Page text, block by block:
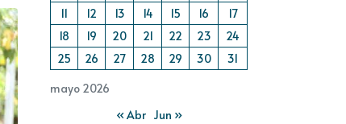
mayo 2026
11
12 13 14 15 16
17
18
19 20 21 22 23
24
25
26 27 28 29 30 31
« Abr Jun »